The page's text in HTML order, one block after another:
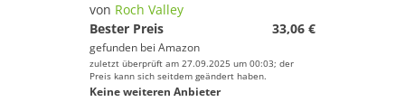
von Roch Valley
Bester Preis
33,06 €
gefunden bei Amazon
zuletzt überprüft am 27.09.2025 um 00:03; der
Preis kann sich seitdem geändert haben.
Keine weiteren Anbieter